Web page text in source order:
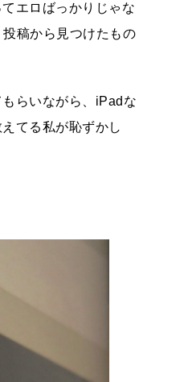
エロばっかりじゃな
稿から見つけたもの
らいながら、iPadな
てる私が恥ずかし